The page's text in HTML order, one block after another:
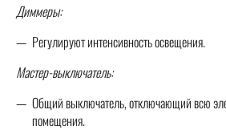
Диммеры:
Регулируют интенсивность освещения.
Мастер-выключатель:
Общий выключатель, отключающий всю
помещения.